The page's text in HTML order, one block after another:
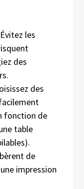
Évitez les
des
des
fonction de
table
de
impression